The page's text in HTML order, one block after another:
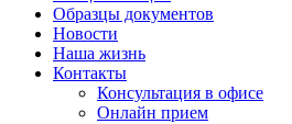
Образцы документов
Новости
Наша жизнь
Контакты
Консультация в офисе
Онлайн прием